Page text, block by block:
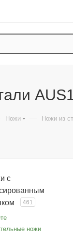
Ножи — Ножи из
с
461
ножи